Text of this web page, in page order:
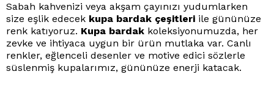
Sabah kahvenizi veya akşam çayınızı yudumlarken
size eşlik edecek kupa bardak çeşitleri ile gününüze
renk katıyoruz. Kupa bardak koleksiyonumuzda, her
zevke ve ihtiyaca uygun bir ürün mutlaka var. Canlı
renkler, eğlenceli desenler ve motive edici sözlerle
süslenmiş kupalarımız, gününüze enerji katacak.